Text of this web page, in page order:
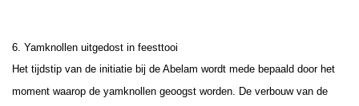
6. Yamknollen uitgedost in feesttooi
Het tijdstip van de initiatie bij de Abelam wordt mede bepaald door het
moment waarop de yamknollen geoogst worden. De verbouw van de